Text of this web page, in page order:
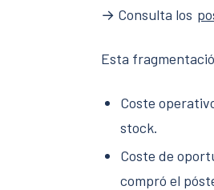
→ Consulta los
Esta
Coste
stock.
Coste de
compró el